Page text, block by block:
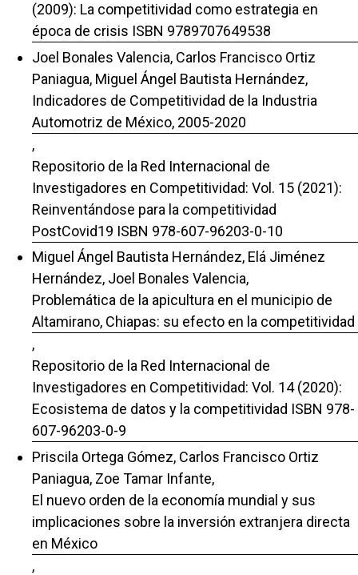
(2009): La competitividad como estrategia en
época de crisis ISBN 9789707649538
Joel Bonales Valencia, Carlos Francisco Ortiz
Paniagua, Miguel Ángel Bautista Hernández,
Indicadores de Competitividad de la Industria
Automotriz de México, 2005-2020
,
Repositorio de la Red Internacional de
Investigadores en Competitividad: Vol. 15 (2021):
Reinventándose para la competitividad
PostCovid19 ISBN 978-607-96203-0-10
Miguel Ángel Bautista Hernández, Elá Jiménez
Hernández, Joel Bonales Valencia,
Problemática de la apicultura en el municipio de
Altamirano, Chiapas: su efecto en la competitividad
,
Repositorio de la Red Internacional de
Investigadores en Competitividad: Vol. 14 (2020):
Ecosistema de datos y la competitividad ISBN 978-
607-96203-0-9
Priscila Ortega Gómez, Carlos Francisco Ortiz
Paniagua, Zoe Tamar Infante,
El nuevo orden de la economía mundial y sus
implicaciones sobre la inversión extranjera directa
en México
,